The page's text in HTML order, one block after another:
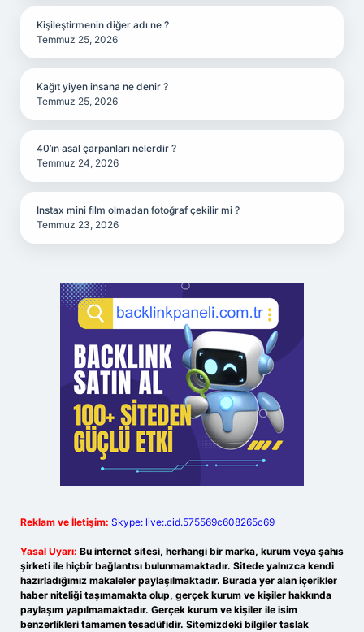
Kişileştirmenin diğer adı ne ?
Temmuz 25, 2026
Kağıt yiyen insana ne denir ?
Temmuz 25, 2026
40’ın asal çarpanları nelerdir ?
Temmuz 24, 2026
Instax mini film olmadan fotoğraf çekilir mi ?
Temmuz 23, 2026
Reklam ve İletişim: Skype: live:.cid.575569c608265c69
Yasal Uyarı: Bu internet sitesi, herhangi bir marka, kurum veya şahıs
şirketi ile hiçbir bağlantısı bulunmamaktadır. Sitede yalnızca kendi
hazırladığımız makaleler paylaşılmaktadır. Burada yer alan içerikler
haber niteliği taşımamakta olup, gerçek kurum ve kişiler hakkında
paylaşım yapılmamaktadır. Gerçek kurum ve kişiler ile isim
benzerlikleri tamamen tesadüfidir. Sitemizdeki bilgiler taslak